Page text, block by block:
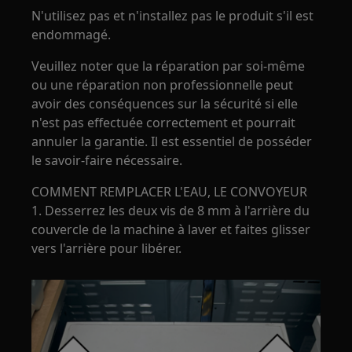
N'utilisez pas et n'installez pas le produit s'il est
endommagé.
Veuillez noter que la réparation par soi-même
ou une réparation non professionnelle peut
avoir des conséquences sur la sécurité si elle
n'est pas effectuée correctement et pourrait
annuler la garantie. Il est essentiel de posséder
le savoir-faire nécessaire.
COMMENT REMPLACER L'EAU, LE CONVOYEUR
1. Desserrez les deux vis de 8 mm à l'arrière du
couvercle de la machine à laver et faites glisser
vers l'arrière pour libérer.